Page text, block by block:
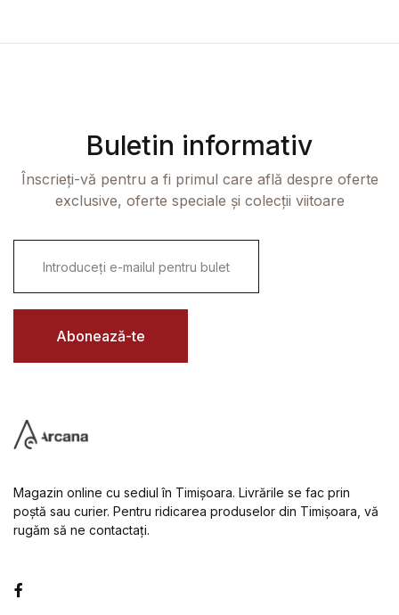
Buletin informativ
Înscrieți-vă pentru a fi primul care află despre oferte
exclusive, oferte speciale și colecții viitoare
i
l
Abonează-te
Magazin online cu sediul în Timișoara. Livrările se fac prin
poștă sau curier. Pentru ridicarea produselor din Timișoara, vă
rugăm să ne contactați.